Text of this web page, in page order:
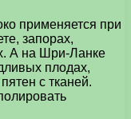
применяется при
запорах,
А на Шри-Ланке
плодах,
с тканей.